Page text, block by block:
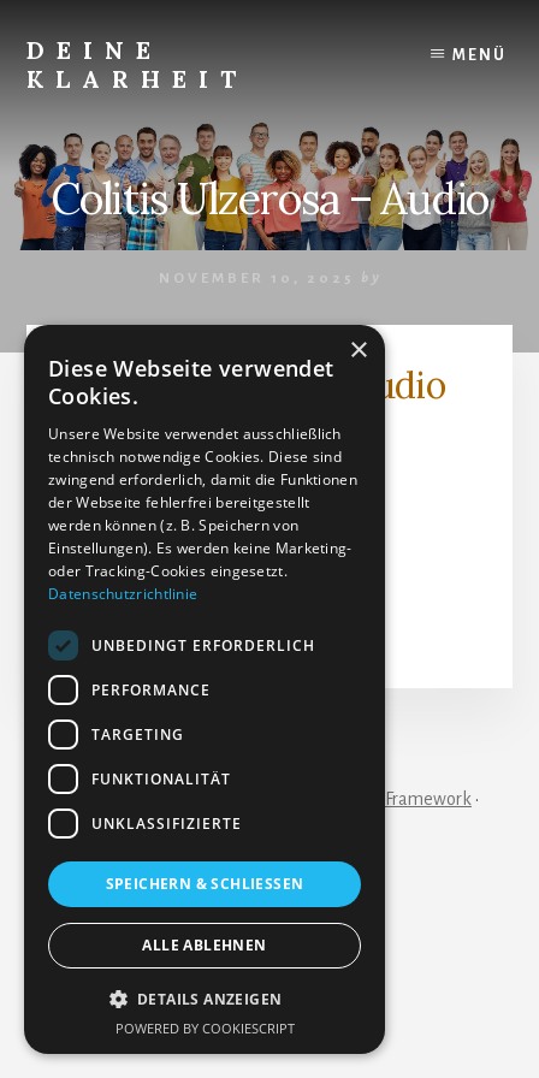
content
DEINE
KLARHEIT
Deine
innere
Klarheit.
MENÜ
Colitis Ulzerosa – Audio
NOVEMBER 10, 2025 by
Colitis Ulzerosa - Audio
Audio (MP3)
Dateigröße: 9.29 MB
Erstellt: 10-11-2025
Aktualisiert: 10-11-2025
Treffer: 46
IMPRESSUM
Copyright © 2026 · Genesis Framework ·
WordPress
×
Diese Webseite verwendet
Cookies.
Unsere Website verwendet ausschließlich
technisch notwendige Cookies. Diese sind
zwingend erforderlich, damit die Funktionen
der Webseite fehlerfrei bereitgestellt
werden können (z. B. Speichern von
Einstellungen). Es werden keine Marketing-
oder Tracking-Cookies eingesetzt.
Datenschutzrichtlinie
UNBEDINGT ERFORDERLICH
PERFORMANCE
TARGETING
FUNKTIONALITÄT
UNKLASSIFIZIERTE
SPEICHERN & SCHLIESSEN
ALLE ABLEHNEN
DETAILS ANZEIGEN
POWERED BY COOKIESCRIPT